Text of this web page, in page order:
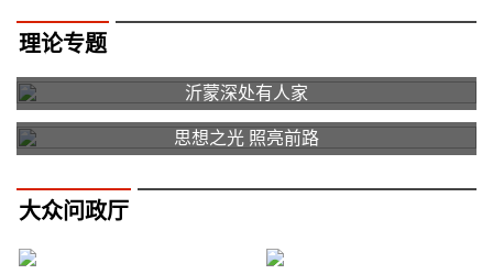
理论专题
沂蒙深处有人家
思想之光 照亮前路
大众问政厅